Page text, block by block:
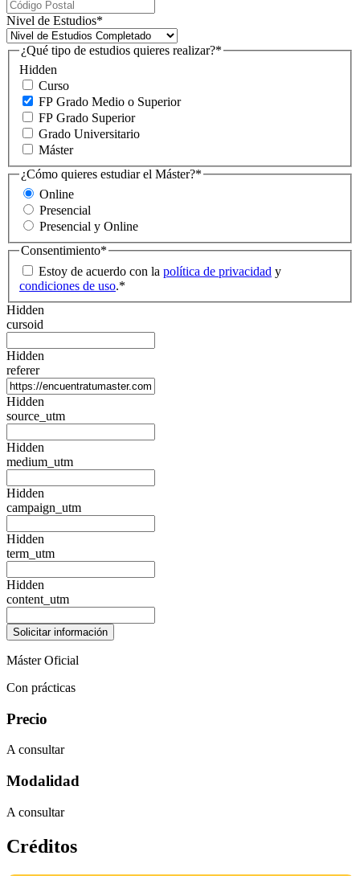
Nivel de Estudios*
Hidden
¿Qué tipo de estudios quieres realizar?*
Curso
FP Grado Medio o Superior
FP Grado Superior
Grado Universitario
Máster
¿Cómo quieres estudiar el Máster?*
Online
Presencial
Presencial y Online
Consentimiento*
Estoy de acuerdo con la política de privacidad y
condiciones de uso.*
Hidden
cursoid
Hidden
referer
Hidden
source_utm
Hidden
medium_utm
Hidden
campaign_utm
Hidden
term_utm
Hidden
content_utm
Máster Oficial
Con prácticas
Precio
A consultar
Modalidad
A consultar
Créditos